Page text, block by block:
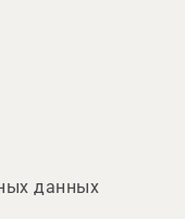
данных